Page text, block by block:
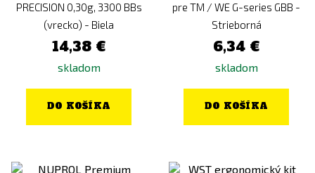
PRECISION 0,30g, 3300 BBs
(vrecko) - Biela
14,38 €
skladom
DO KOŠÍKA
pre TM / WE G-series GBB -
Strieborná
6,34 €
skladom
DO KOŠÍKA